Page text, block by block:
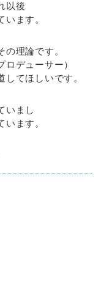
以後
ます。
理論です。
デューサー）
てほしいです。
いまし
ます。